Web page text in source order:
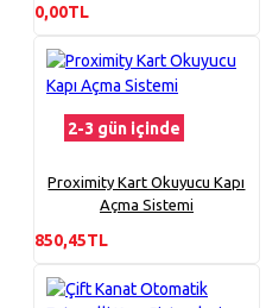
0,00TL
2-3 gün içinde
Proximity Kart Okuyucu Kapı
Açma Sistemi
850,45TL